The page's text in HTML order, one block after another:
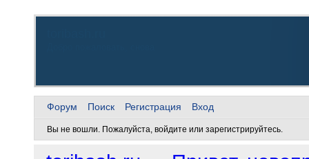
Форум Поиск Регистрация Вход
Вы не вошли. Пожалуйста, войдите или зарегистрируйтесь.